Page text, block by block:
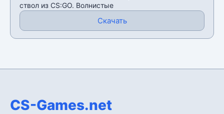
ствол из CS:GO. Волнистые
Скачать
CS-Games.net